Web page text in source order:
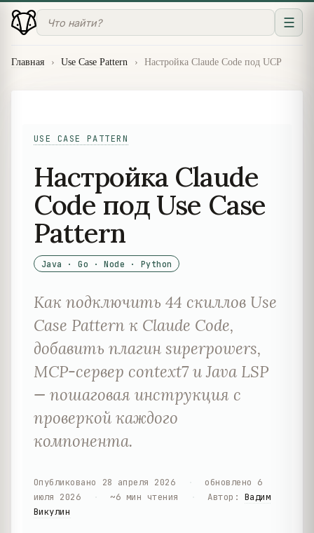
☰
Главная › Use Case Pattern › Настройка Claude Code под UCP
USE CASE PATTERN
Настройка Claude
Code под Use Case
Pattern
Java · Go · Node · Python
Как подключить 44 скиллов Use
Case Pattern к Claude Code,
добавить плагин superpowers,
MCP-сервер context7 и Java LSP
— пошаговая инструкция с
проверкой каждого
компонента.
Опубликовано 28 апреля 2026 обновлено 6
июля 2026
~6 мин чтения Автор : Вадим
Викулин